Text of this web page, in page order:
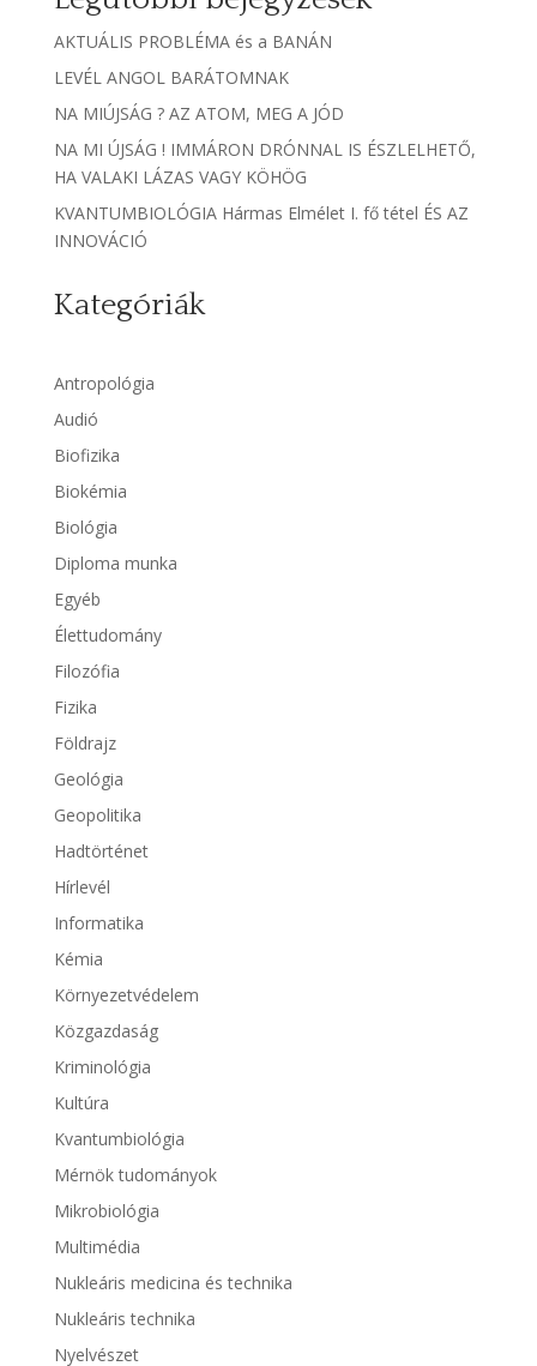
AKTUÁLIS PROBLÉMA és a BANÁN
LEVÉL ANGOL BARÁTOMNAK
NA MIÚJSÁG ? AZ ATOM, MEG A JÓD
NA MI ÚJSÁG ! IMMÁRON DRÓNNAL IS ÉSZLELHETŐ,
HA VALAKI LÁZAS VAGY KÖHÖG
KVANTUMBIOLÓGIA Hármas Elmélet I. fő tétel ÉS AZ
INNOVÁCIÓ
Kategóriák
Antropológia
Audió
Biofizika
Biokémia
Biológia
Diploma munka
Egyéb
Élettudomány
Filozófia
Fizika
Földrajz
Geológia
Geopolitika
Hadtörténet
Hírlevél
Informatika
Kémia
Környezetvédelem
Közgazdaság
Kriminológia
Kultúra
Kvantumbiológia
Mérnök tudományok
Mikrobiológia
Multimédia
Nukleáris medicina és technika
Nukleáris technika
Nyelvészet